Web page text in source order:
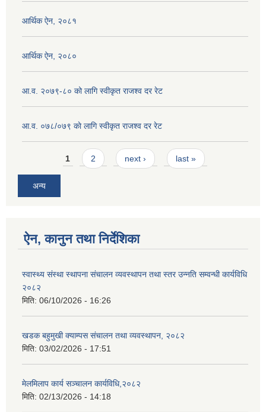
आर्थिक ऐन, २०८१
आर्थिक ऐन, २०८०
आ.व. २०७९-८० को लागि स्वीकृत राजश्व दर रेट
आ.व. ०७८/०७९ काे लागि स्वीकृत राजश्व दर रेट
Pages1 2 next › last »
अन्य
ऐन, कानुन तथा निर्देशिका
स्वास्थ्य संस्था स्थापना संचालन व्यवस्थापन तथा स्तर उन्नति सम्वन्धी कार्यविधि
२०८२
मिति: 06/10/2026 - 16:26
खडक बहुमुखी क्याम्पस संचालन तथा व्यवस्थापन, २०८२
मिति: 03/02/2026 - 17:51
मेलमिलाप कार्य सञ्चालन कार्यविधि,२०८२
मिति: 02/13/2026 - 14:18